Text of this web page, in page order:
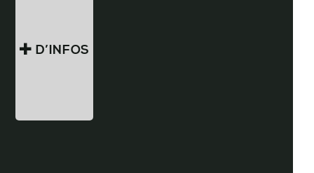
D’INFOS